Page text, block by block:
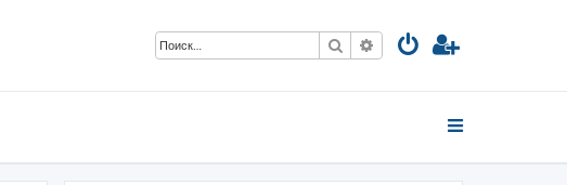
Поиск Расширенный поиск